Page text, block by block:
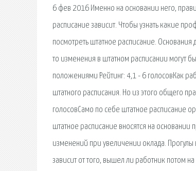
6 фев 2016 Именно на основании него,
расписание зависит. Чтобы узнать какие
посмотреть штатное расписание.
то изменения в штатном расписании могут
положениями Рейтинг: 4,1 - 6 голосовКак
штатного расписания. Но из этого общего
голосовСамо по себе штатное расписание
штатное расписание вносятся на
изменений при увеличении оклада. Прогулы
зависит от того, вышел ли работник потом